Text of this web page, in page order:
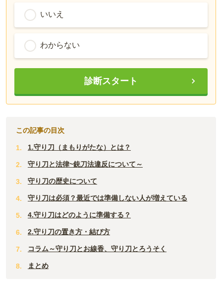
いいえ
わからない
診断スタート
この記事の目次
1.守り刀（まもりがたな）とは？
守り刀と法律~銃刀法違反について～
守り刀の歴史について
守り刀は必須？最近では準備しない人が増えている
4.守り刀はどのように準備する？
2.守り刀の置き方・結び方
コラム～守り刀とお線香、守り刀とろうそく
まとめ